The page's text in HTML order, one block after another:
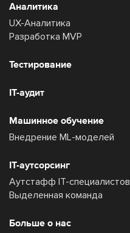
Аналитика
UX-Аналитика
Разработка MVP
Тестирование
IT-аудит
Машинное обучение
Внедрение ML-моделей
IT-аутсорсинг
Аутстафф IT-специалистов
Выделенная команда
Больше о нас